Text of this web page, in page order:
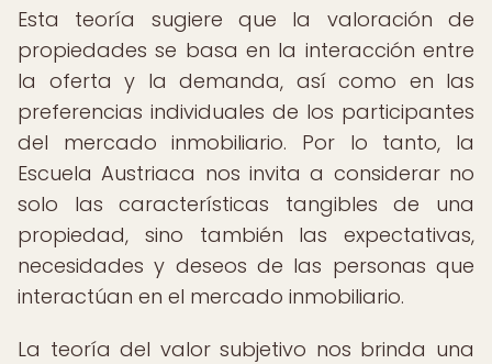
Esta teoría sugiere que la valoración de
propiedades se basa en la interacción entre
la oferta y la demanda, así como en las
preferencias individuales de los participantes
del mercado inmobiliario. Por lo tanto, la
Escuela Austriaca nos invita a considerar no
solo las características tangibles de una
propiedad, sino también las expectativas,
necesidades y deseos de las personas que
interactúan en el mercado inmobiliario.
La teoría del valor subjetivo nos brinda una